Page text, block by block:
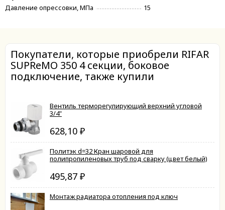
Давление опрессовки, МПа
15
Покупатели, которые приобрели RIFAR
SUPReMO 350 4 секции, боковое
подключение, также купили
Вентиль терморегулирующий верхний угловой
3/4"
628,10 ₽
Политэк d=32 Кран шаровой для
полипропиленовых труб под сварку (цвет белый)
495,87 ₽
Монтаж радиатора отопления под ключ